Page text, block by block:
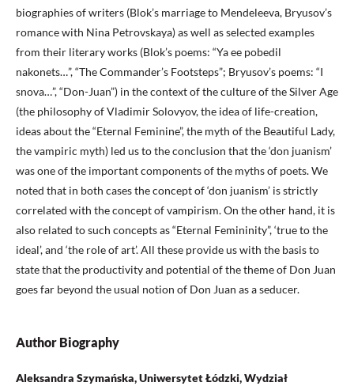
biographies of writers (Blok’s marriage to Mendeleeva, Bryusov’s
romance with Nina Petrovskaya) as well as selected examples
from their literary works (Blok’s poems: “Ya ee pobedil
nakonets…”, “The Commander’s Footsteps”; Bryusov’s poems: “I
snova…”, “Don-Juan”) in the context of the culture of the Silver Age
(the philosophy of Vladimir Solovyov, the idea of ​​life-creation,
ideas about the “Eternal Feminine”, the myth of the Beautiful Lady,
the vampiric myth) led us to the conclusion that the ‘don juanism’
was one of the important components of the myths of poets. We
noted that in both cases the concept of ‘don juanism’ is strictly
correlated with the concept of vampirism. On the other hand, it is
also related to such concepts as “Eternal Femininity”, ‘true to the
ideal’, and ‘the role of art’. All these provide us with the basis to
state that the productivity and potential of the theme of Don Juan
goes far beyond the usual notion of Don Juan as a seducer.
Author Biography
Aleksandra Szymańska, Uniwersytet Łódzki, Wydział